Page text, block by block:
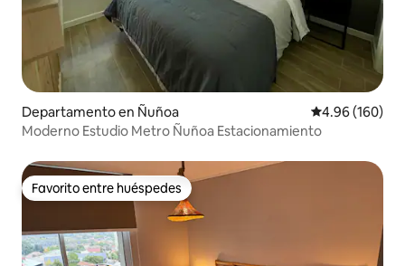
Departamento en Ñuñoa Calificación
4.96 (160)
Moderno Estudio Metro Ñuñoa Estacionamiento
Favorito entre huéspedes
Favorito entre huéspedes